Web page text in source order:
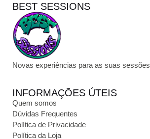
BEST SESSIONS
Novas experiências para as suas sessões
INFORMAÇÕES ÚTEIS
Quem somos
Dúvidas Frequentes
Política de Privacidade
Política da Loja